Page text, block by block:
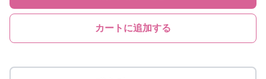
カートに追加する